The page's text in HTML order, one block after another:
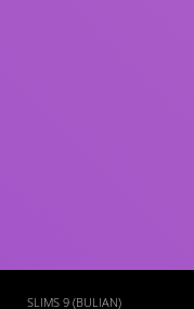
SLIMS 9 (BULIAN)